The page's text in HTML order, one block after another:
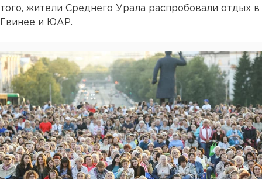
того, жители Среднего Урала распробовали отдых в
Гвинее и ЮАР.